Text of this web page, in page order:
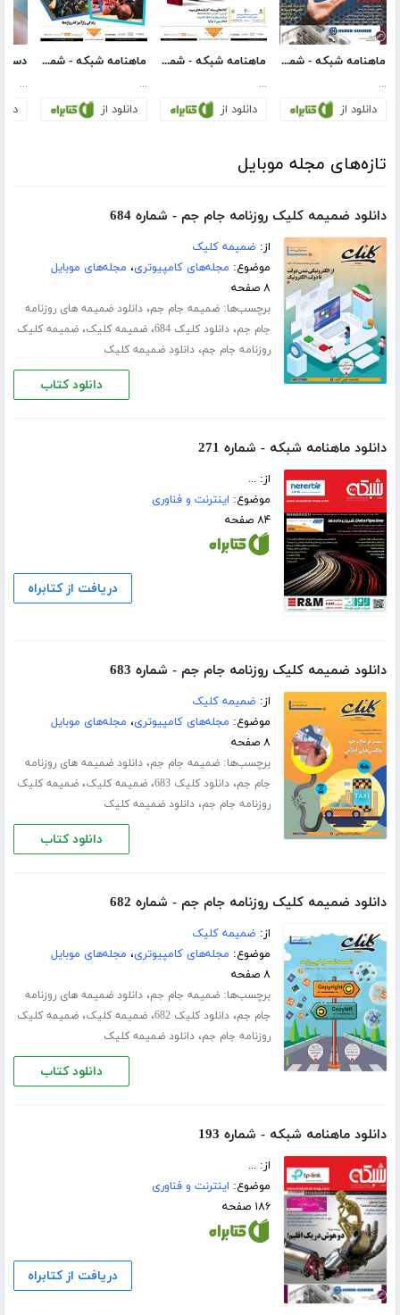
ماهنامه شبکه - شماره 188
...
دانلود از
ماهنامه شبکه - شماره 160
...
دانلود از
ماهنامه شبکه - شماره 165
...
دانلود از
...
تازه‌های مجله موبایل
دانلود ضمیمه کلیک روزنامه جام جم - شماره 684
از: ضمیمه کلیک
موضوع: مجله‌های کامپیوتری، مجله‌های موبایل
۸ صفحه
برچسب‌ها:ضمیمه جام جم،دانلود ضمیمه های روزنامه
جام جم،دانلود کلیک 684 ،ضمیمه کلیک،ضمیمه کلیک
روزنامه جام جم،دانلود ضمیمه کلیک
دانلود کتاب
دانلود ماهنامه شبکه - شماره 271
از: ...
موضوع: اینترنت و فناوری
۸۴ صفحه
دریافت از کتابراه
دانلود ضمیمه کلیک روزنامه جام جم - شماره 683
از: ضمیمه کلیک
موضوع: مجله‌های کامپیوتری، مجله‌های موبایل
۸ صفحه
برچسب‌ها:ضمیمه جام جم،دانلود ضمیمه های روزنامه
جام جم،دانلود کلیک 683 ،ضمیمه کلیک،ضمیمه کلیک
روزنامه جام جم،دانلود ضمیمه کلیک
دانلود کتاب
دانلود ضمیمه کلیک روزنامه جام جم - شماره 682
از: ضمیمه کلیک
موضوع: مجله‌های کامپیوتری، مجله‌های موبایل
۸ صفحه
برچسب‌ها:ضمیمه جام جم،دانلود ضمیمه های روزنامه
جام جم،دانلود کلیک 682 ،ضمیمه کلیک،ضمیمه کلیک
روزنامه جام جم،دانلود ضمیمه کلیک
دانلود کتاب
دانلود ماهنامه شبکه - شماره 193
از: ...
موضوع: اینترنت و فناوری
۱۸۶ صفحه
دریافت از کتابراه